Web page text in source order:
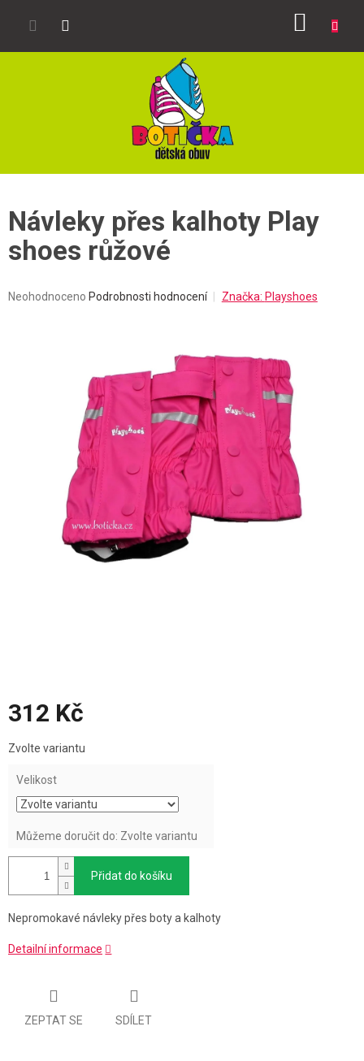
Návleky přes kalhoty Play
shoes růžové
Průměrné
Neohodnoceno Podrobnosti hodnocení Značka: Playshoes
312 Kč
cena:
Zvolte variantu
Velikost
Můžeme doručit do: Zvolte variantu
Přidat do košíku
Nepromokavé návleky přes boty a kalhoty
Detailní informace
ZEPTAT SE SDÍLET